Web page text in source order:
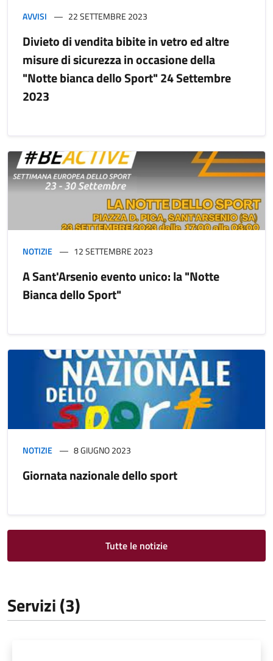
AVVISI 22 SETTEMBRE 2023
Divieto di vendita bibite in vetro ed altre
misure di sicurezza in occasione della
"Notte bianca dello Sport" 24 Settembre
2023
NOTIZIE 12 SETTEMBRE 2023
A Sant'Arsenio evento unico: la "Notte
Bianca dello Sport"
NOTIZIE 8 GIUGNO 2023
Giornata nazionale dello sport
Tutte le notizie
Servizi (3)